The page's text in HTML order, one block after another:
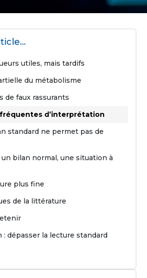
utiles, mais tardifs
du métabolisme
de faux rassurants
d’interprétation
standard ne permet pas de
un bilan normal, une situation à
plus fine
de la littérature
: dépasser la lecture standard